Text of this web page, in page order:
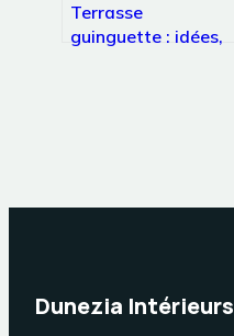
Terrasse
guinguette : idées,
Dunezia Intérieurs